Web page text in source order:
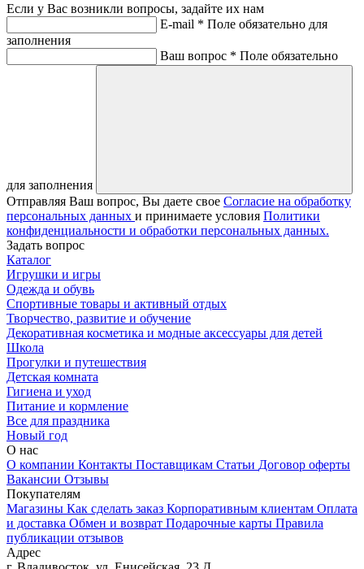
Если у Вас возникли вопросы, задайте их нам
E-mail * Поле обязательно для
заполнения
Ваш вопрос * Поле обязательно
для заполнения
Отправляя Ваш вопрос, Вы даете свое Согласие на обработку
персональных данных и принимаете условия Политики
конфиденциальности и обработки персональных данных.
Задать вопрос
Каталог
Игрушки и игры
Одежда и обувь
Спортивные товары и активный отдых
Творчество, развитие и обучение
Декоративная косметика и модные аксессуары для детей
Школа
Прогулки и путешествия
Детская комната
Гигиена и уход
Питание и кормление
Все для праздника
Новый год
О нас
О компании Контакты Поставщикам Статьи Договор оферты
Вакансии Отзывы
Покупателям
Магазины Как сделать заказ Корпоративным клиентам Оплата
и доставка Обмен и возврат Подарочные карты Правила
публикации отзывов
Адрес